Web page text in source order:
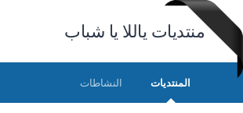
منتديات ياللا يا شباب
المنتديات النشاطات